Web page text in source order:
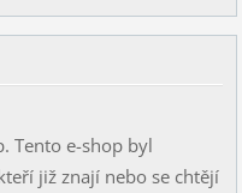
Tento e-shop byl
již znají nebo se chtějí